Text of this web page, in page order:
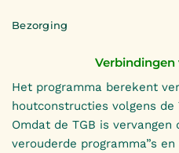
Bezorging
Verbindingen
Het programma berekent
houtconstructies volgens de
Omdat de TGB is
verouderde programma”s